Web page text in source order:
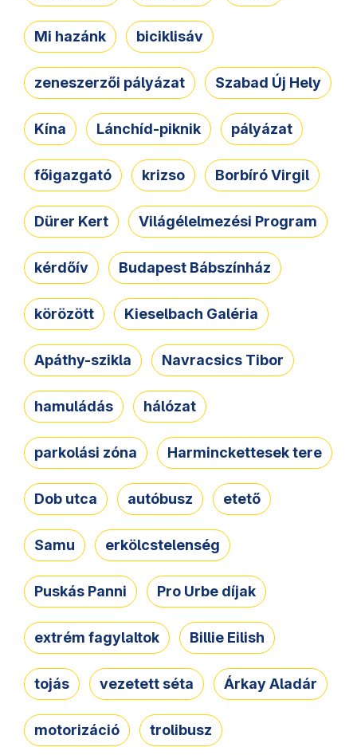
Mi hazánk biciklisáv
zeneszerzői pályázat Szabad Új Hely
Kína Lánchíd-piknik pályázat
főigazgató krizso Borbíró Virgil
Dürer Kert Világélelmezési Program
kérdőív Budapest Bábszínház
körözött Kieselbach Galéria
Apáthy-szikla Navracsics Tibor
hamuládás hálózat
parkolási zóna Harminckettesek tere
Dob utca autóbusz etető
Samu erkölcstelenség
Puskás Panni Pro Urbe díjak
extrém fagylaltok Billie Eilish
tojás vezetett séta Árkay Aladár
motorizáció trolibusz